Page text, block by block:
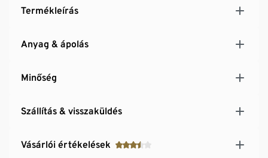
Termékleírás
Anyag & ápolás
Minőség
Szállítás & visszaküldés
Vásárlói értékelések